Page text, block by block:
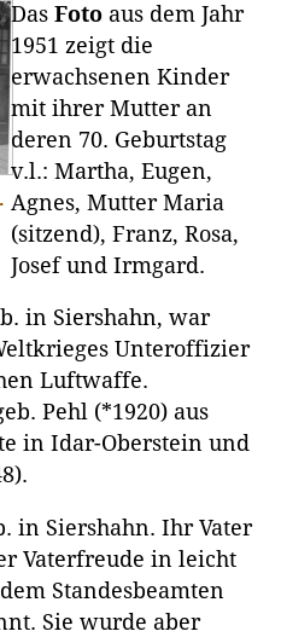
Das Foto aus dem Jahr
1951 zeigt die
erwachsenen Kinder
mit ihrer Mutter an
deren 70. Geburtstag
v.l.: Martha, Eugen,
Agnes, Mutter Maria
(sitzend), Franz, Rosa,
Josef und Irmgard.
in Siershahn, war
Unteroffizier
Luftwaffe.
Pehl (*1920) aus
in Idar-Oberstein und
in Siershahn. Ihr Vater
Vaterfreude in leicht
Standesbeamten
Sie wurde aber